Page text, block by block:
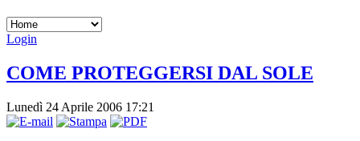
Login
COME PROTEGGERSI DAL SOLE
Lunedì 24 Aprile 2006 17:21